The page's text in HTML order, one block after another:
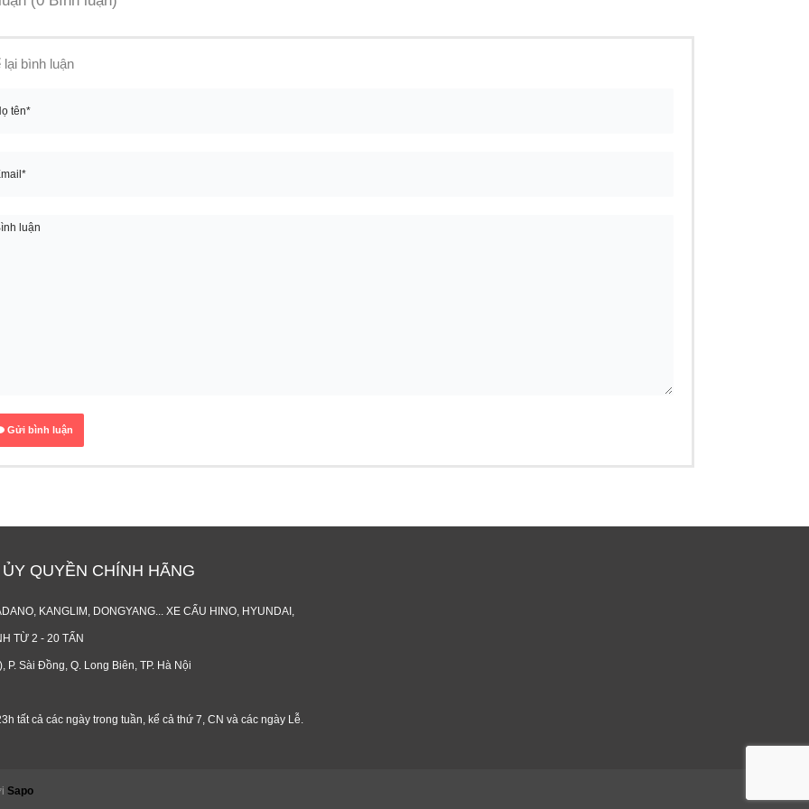
bình luận
Gửi bình luận
QUYỀN CHÍNH HÃNG
KANGLIM, DONGYANG... XE CẨU HINO, HYUNDAI,
TỪ 2 - 20 TẤN
Sài Đồng, Q. Long Biên, TP. Hà Nội
tất cả các ngày trong tuần, kể cả thứ 7, CN và các ngày Lễ.
Sapo